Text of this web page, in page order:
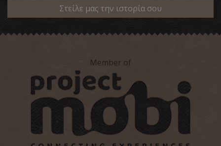
Στείλε μας την ιστορία σου
Member of